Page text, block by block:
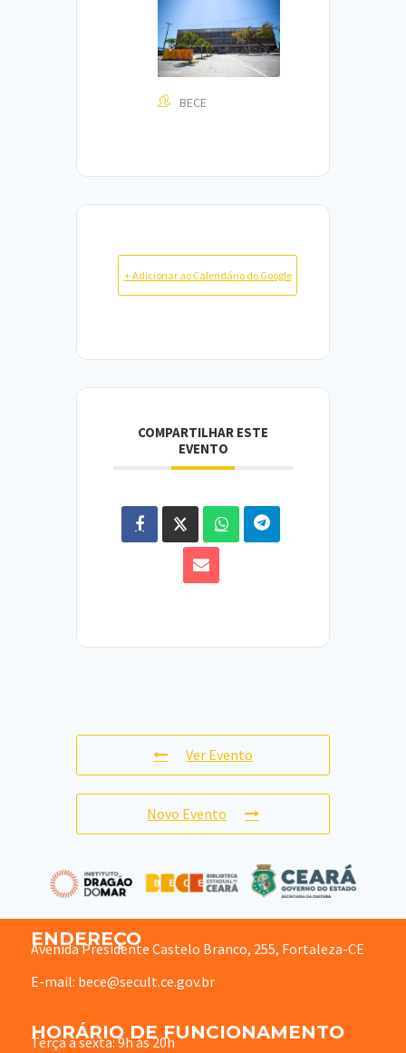
BECE
+ Adicionar ao Calendário do Google
COMPARTILHAR ESTE
EVENTO
Ver Evento
Novo Evento
ENDEREÇO
Avenida Presidente Castelo Branco, 255, Fortaleza-CE
E-mail: bece@secult.ce.gov.br
HORÁRIO DE FUNCIONAMENTO
Terça à sexta: 9h às 20h